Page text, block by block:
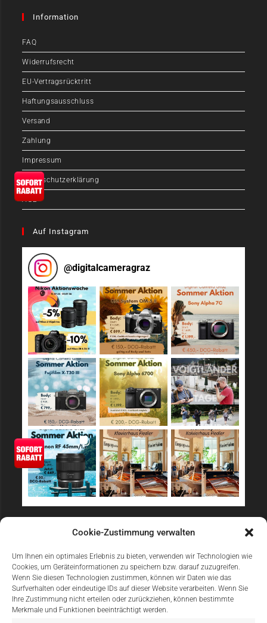
Cookie-Zustimmung verwalten
Um Ihnen ein optimales Erlebnis zu bieten, verwenden wir Technologien wie
Cookies, um Geräteinformationen zu speichern bzw. darauf zuzugreifen.
Wenn Sie diesen Technologien zustimmen, können wir Daten wie das
Surfverhalten oder eindeutige IDs auf dieser Website verarbeiten. Wenn Sie
Ihre Zustimmung nicht erteilen oder zurückziehen, können bestimmte
Merkmale und Funktionen beeinträchtigt werden.
Information
FAQ
Widerrufsrecht
EU-Vertragsrücktritt
Haftungsausschluss
Versand
Zahlung
Impressum
Datenschutzerklärung
AGB
Auf Instagram
@digitalcameragraz
Sicher Einkaufen